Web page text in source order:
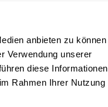
anbieten zu können
Verwendung unserer
diese Informationen
Rahmen Ihrer Nutzung